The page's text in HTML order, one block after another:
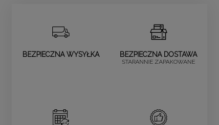
BEZPIECZNA WYSYŁKA BEZPIECZNA DOSTAWA
STARANNIE ZAPAKOWANE